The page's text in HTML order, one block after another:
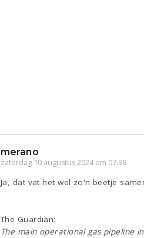
merano
zaterdag 10 augustus 2024 om 07:38
Ja, dat vat het wel zo'n beetje
The Guardian:
The main operational gas pipeline